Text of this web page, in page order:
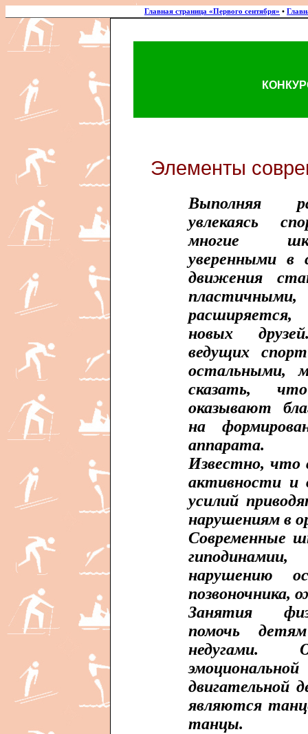
Главная страница «Первого сентября» •
Элементы
Выполняя
увлекаясь
многие
уверенными в
движения
новых
ведущих
остальными,
сказать,
оказывают
на
аппарата.
Известно, что
активности и
усилий
нарушениям в
Современные
нарушению
позвоночника,
Занятия
помочь
двигательной
являются
танцы.